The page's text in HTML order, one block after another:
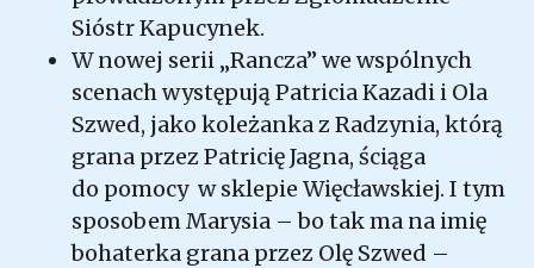
Sióstr Kapucynek.
W nowej serii „Rancza” we wspólnych
scenach występują Patricia Kazadi i Ola
Szwed, jako koleżanka z Radzynia, którą
grana przez Patricię Jagna, ściąga
do pomocy w sklepie Więcławskiej. I tym
sposobem Marysia – bo tak ma na imię
bohaterka grana przez Olę Szwed –